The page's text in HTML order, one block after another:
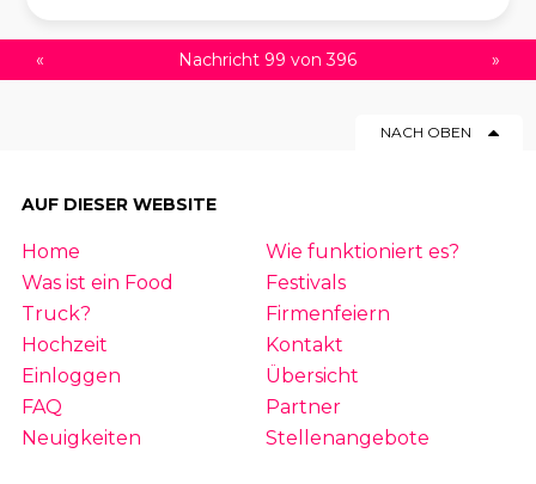
« Nachricht 99 von 396 »
NACH OBEN
AUF DIESER WEBSITE
Home
Wie funktioniert es?
Was ist ein Food
Truck?
Festivals
Firmenfeiern
Hochzeit
Kontakt
Einloggen
Übersicht
FAQ
Partner
Neuigkeiten
Stellenangebote